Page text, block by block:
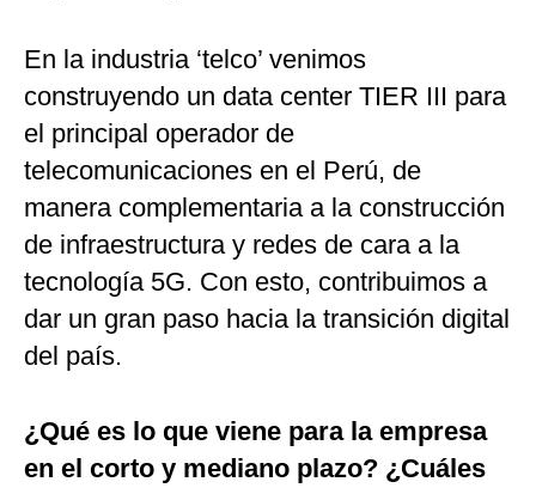
En la industria ‘telco’ venimos
construyendo un data center TIER III para
el principal operador de
telecomunicaciones en el Perú, de
manera complementaria a la construcción
de infraestructura y redes de cara a la
tecnología 5G. Con esto, contribuimos a
dar un gran paso hacia la transición digital
del país.
¿Qué es lo que viene para la empresa
en el corto y mediano plazo? ¿Cuáles